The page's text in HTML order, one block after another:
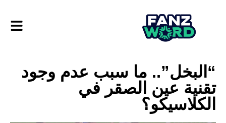
“البخل”.. ما سبب عدم وجود
تقنية عين الصقر في
الكلاسيكو؟